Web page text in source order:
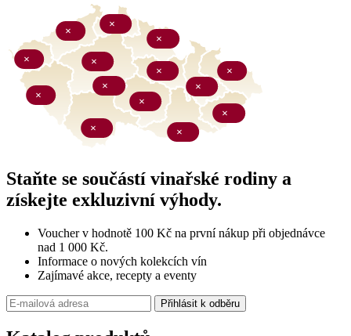
Staňte se součástí vinařské rodiny a
získejte exkluzivní výhody.
Voucher v hodnotě 100 Kč na první nákup při objednávce
nad 1 000 Kč.
Informace o nových kolekcích vín
Zajímavé akce, recepty a eventy
Přihlásit k odběru